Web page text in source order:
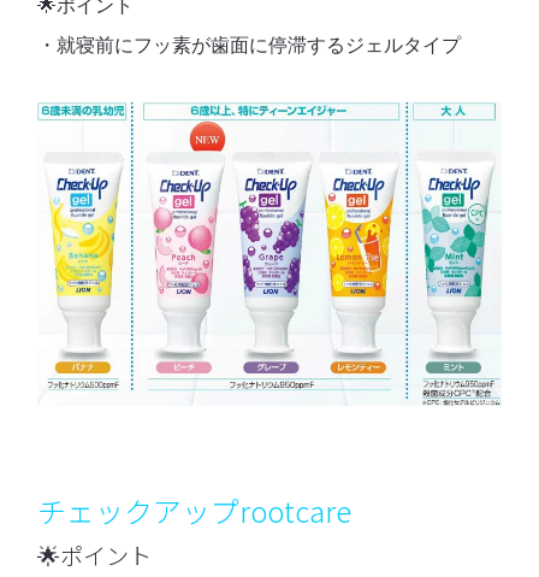
・就寝前にフッ素が歯面に停滞するジェルタイプ
チェックアップrootcare
🌟ポイント